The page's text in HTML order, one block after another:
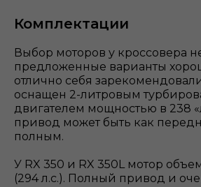
Комплектации
Выбор моторов у кроссовера
предложенные варианты
отлично себя
оснащен 2-литровым
двигателем мощностью в 238
привод может быть как
полным.
У RX 350 и RX 350L мотор
(294 л.с.). Полный привод и